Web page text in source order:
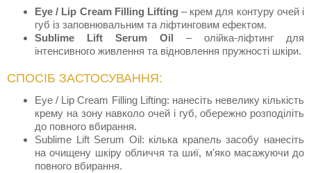
Eye / Lip Cream Filling Lifting – крем для контуру очей і
губ із заповнювальним та ліфтинговим ефектом.
Sublime Lift Serum Oil – олійка-ліфтинг для
інтенсивного живлення та відновлення пружності шкіри.
СПОСІБ ЗАСТОСУВАННЯ:
Eye / Lip Cream Filling Lifting: нанесіть невелику кількість
крему на зону навколо очей і губ, обережно розподіліть
до повного вбирання.
Sublime Lift Serum Oil: кілька крапель засобу нанесіть
на очищену шкіру обличчя та шиї, м'яко масажуючи до
повного вбирання.